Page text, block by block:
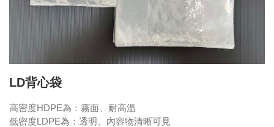
LD背心袋
高密度HDPE為：霧面、耐高溫
低密度LDPE為：透明、內容物清晰可見